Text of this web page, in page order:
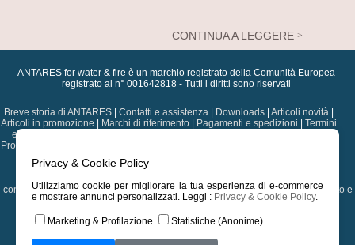
CONTINUA A LEGGERE
ANTARES for water & fire è un marchio registrato della Comunità Europea
registrato al n° 001642818 - Tutti i diritti sono riservati
Breve storia di ANTARES| Contatti e assistenza| Downloads| Articoli novità|
Articoli in promozione
Marchi di riferimento| Pagamenti e spedizioni
Termini
e condizioni
Professional Card
condizionamento|Componenti per solare e biomasse|Pompe di sollevamento e
correlati| Termoregolazione|Tubazioni, raccorderia e valvolame|
Strumentazione, utensileria e prodotti di manutenzione
Privacy & Cookie Policy
Utilizziamo cookie per migliorare la tua esperienza di e-commerce
e mostrare annunci personalizzati. Leggi : Privacy & Cookie Policy.
Marketing & Profilazione Statistiche (Anonime)